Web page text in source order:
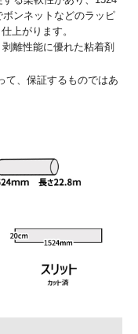
ンネットなどのラッピ
上がります。
離性能に優れた粘着剤
て、保証するものではあ